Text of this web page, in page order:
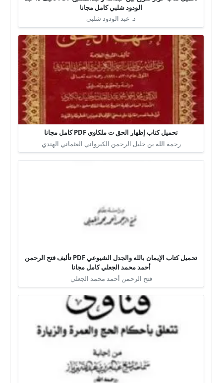
الودود شلبي كامل مجانا
د. عبد الودود شلبي
تحميل كتاب إظهار الحق ت ملكاوي PDF كامل مجانا
رحمة الله بن خليل الرحمن الكيرواني العثماني الهندي
تحميل كتاب الإيمان بالله والجدل الشيوعي PDF تأليف فتح الرحمن
أحمد محمد الجعلي كامل مجانا
فتح الرحمن أحمد محمد الجعلي